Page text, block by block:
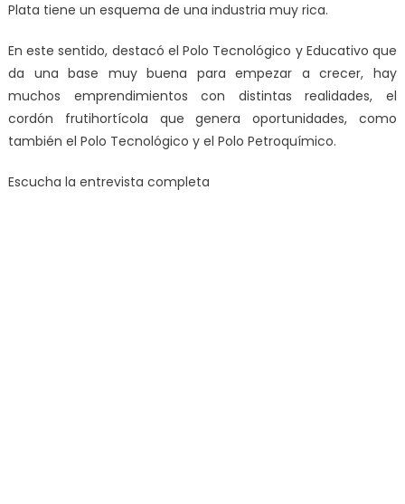
Plata tiene un esquema de una industria muy rica.
En este sentido, destacó el Polo Tecnológico y Educativo que
da una base muy buena para empezar a crecer, hay
muchos emprendimientos con distintas realidades, el
cordón frutihortícola que genera oportunidades, como
también el Polo Tecnológico y el Polo Petroquímico.
Escucha la entrevista completa